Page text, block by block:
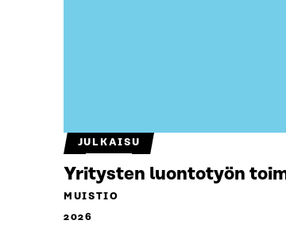
JULKAISU
Yritysten luontotyön
MUISTIO
2026